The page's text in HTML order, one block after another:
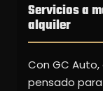
Servicios a
alquiler
Con GC
pensado